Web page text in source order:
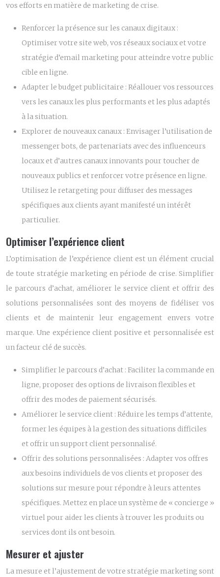
vos efforts en matière de marketing de crise.
Renforcer la présence sur les canaux digitaux :
Optimiser votre site web, vos réseaux sociaux et votre
stratégie d’email marketing pour atteindre votre public
cible en ligne.
Adapter le budget publicitaire : Réallouer vos ressources
vers les canaux les plus performants et les plus adaptés
à la situation.
Explorer de nouveaux canaux : Envisager l’utilisation de
messenger bots, de partenariats avec des influenceurs
locaux et d’autres canaux innovants pour toucher de
nouveaux publics et renforcer votre présence en ligne.
Utilisez le retargeting pour diffuser des messages
spécifiques aux clients ayant manifesté un intérêt
particulier.
Optimiser l’expérience client
L’optimisation de l’expérience client est un élément crucial
de toute stratégie marketing en période de crise. Simplifier
le parcours d’achat, améliorer le service client et offrir des
solutions personnalisées sont des moyens de fidéliser vos
clients et de maintenir leur engagement envers votre
marque. Une expérience client positive et personnalisée est
un facteur clé de succès.
Simplifier le parcours d’achat : Faciliter la commande en
ligne, proposer des options de livraison flexibles et
offrir des modes de paiement sécurisés.
Améliorer le service client : Réduire les temps d’attente,
former les équipes à la gestion des situations difficiles
et offrir un support client personnalisé.
Offrir des solutions personnalisées : Adapter vos offres
aux besoins individuels de vos clients et proposer des
solutions sur mesure pour répondre à leurs attentes
spécifiques. Mettez en place un système de « concierge »
virtuel pour aider les clients à trouver les produits ou
services dont ils ont besoin.
Mesurer et ajuster
La mesure et l’ajustement de votre stratégie marketing sont